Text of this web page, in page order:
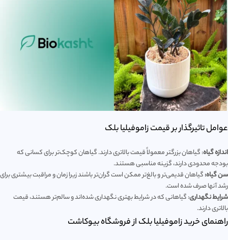
عوامل تاثیرگذار بر قیمت زاموفیلیا بلک
اندازه گیاه: گیاهان بزرگتر معمولاً قیمت بالاتری دارند. گیاهان کوچک‌تر برای کسانی که
بودجه محدودی دارند، گزینه مناسبی هستند.
سن گیاه:گیاهان قدیمی‌تر و بالغ‌تر ممکن است گران‌تر باشند زیرا زمان و مراقبت بیشتری برای
رشد آنها صرف شده است.
شرایط نگهداری: گیاهانی که در شرایط بهتری نگهداری شده‌اند و سالم‌تر هستند، قیمت
بالاتری دارند.
راهنمای خرید زاموفیلیا بلک از فروشگاه بیوکاشت